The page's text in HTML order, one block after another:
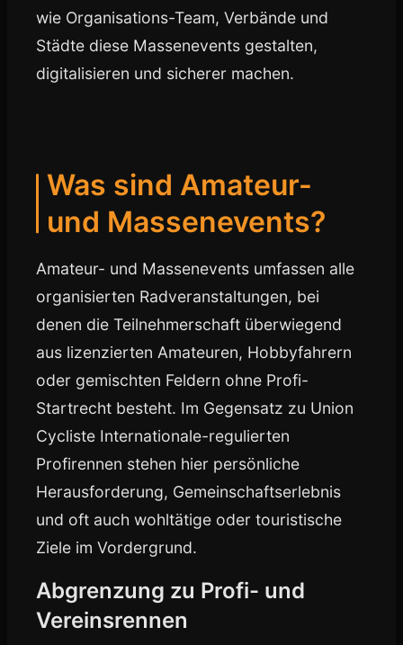
wie Organisations-Team, Verbände und
Städte diese Massenevents gestalten,
digitalisieren und sicherer machen.
Was sind Amateur-
und Massenevents?
Amateur- und Massenevents umfassen alle
organisierten Radveranstaltungen, bei
denen die Teilnehmerschaft überwiegend
aus lizenzierten Amateuren, Hobbyfahrern
oder gemischten Feldern ohne Profi-
Startrecht besteht. Im Gegensatz zu Union
Cycliste Internationale-regulierten
Profirennen stehen hier persönliche
Herausforderung, Gemeinschaftserlebnis
und oft auch wohltätige oder touristische
Ziele im Vordergrund.
Abgrenzung zu Profi- und
Vereinsrennen